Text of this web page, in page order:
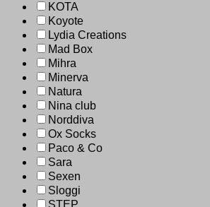
KOTA
Koyote
Lydia Creations
Mad Box
Mihra
Minerva
Natura
Nina club
Norddiva
Ox Socks
Paco & Co
Sara
Sexen
Sloggi
STEP